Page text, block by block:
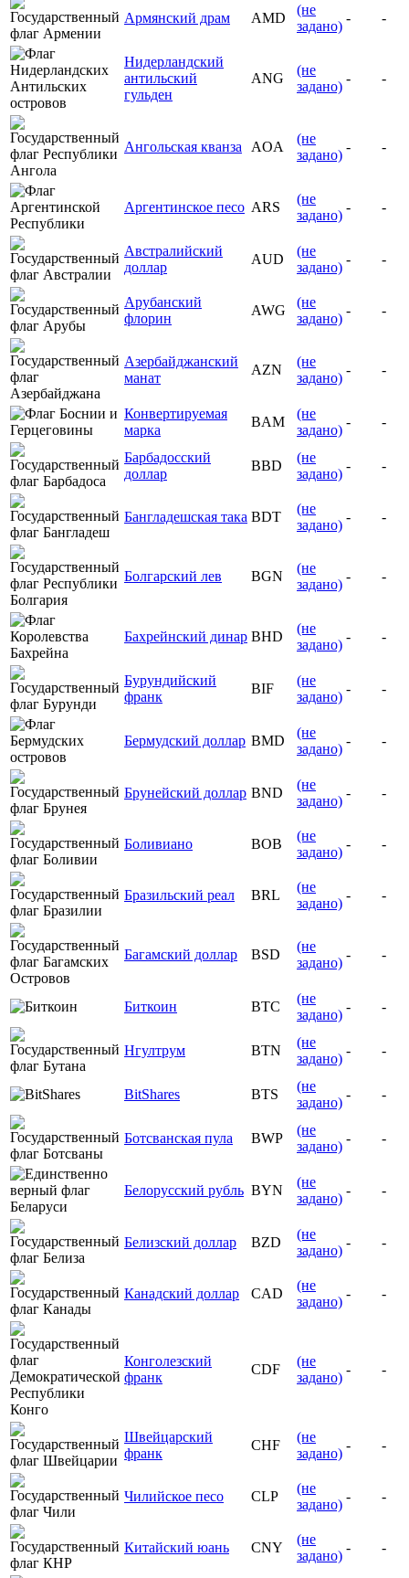
Армянский драм AMD
(не
задано)
- -
Нидерландский
антильский
гульден
ANG
(не
задано)
- -
Ангольская кванза AOA
(не
задано)
- -
Аргентинское песо ARS
(не
задано)
- -
Австралийский
доллар
AUD
(не
задано)
- -
Арубанский
флорин
AWG
(не
задано)
- -
Азербайджанский
манат
AZN
(не
задано)
- -
Конвертируемая
марка
BAM
(не
задано)
- -
Барбадосский
доллар
BBD
(не
задано)
- -
Бангладешская така BDT
(не
задано)
- -
Болгарский лев BGN
(не
задано)
- -
Бахрейнский динар BHD
(не
задано)
- -
Бурундийский
франк
BIF
(не
задано)
- -
Бермудский доллар BMD
(не
задано)
- -
Брунейский доллар BND
(не
задано)
- -
Боливиано BOB
(не
задано)
- -
Бразильский реал BRL
(не
задано)
- -
Багамский доллар BSD
(не
задано)
- -
Биткоин BTC
(не
задано)
- -
Нгултрум BTN
(не
задано)
- -
BitShares BTS
(не
задано)
- -
Ботсванская пула BWP
(не
задано)
- -
Белорусский рубль BYN
(не
задано)
- -
Белизский доллар BZD
(не
задано)
- -
Канадский доллар CAD
(не
задано)
- -
Конголезский
франк
CDF
(не
задано)
- -
Швейцарский
франк
CHF
(не
задано)
- -
Чилийское песо CLP
(не
задано)
- -
Китайский юань CNY
(не
задано)
- -